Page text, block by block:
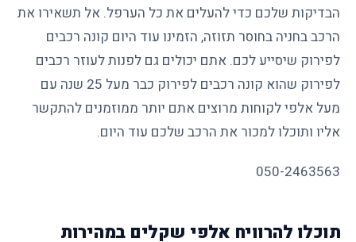
הבדיקות שלכם כדי להעלים את כל הערפל. אל תשאירו את
הרכב בחניה בחוסר תזוזה, הזמינו עוד היום קונה רכבים
לפירוק שיסייע לכם. אתם יכולים גם לפנות לעוזר רכבים
לפירוק
שהוא קונה רכבים לפירוק כבר מעל 25 שנה עם
מעל אלפי לקוחות מרוצים אתם יותר ממוזמנים להתקשר
אליו ותוכלו למכור את הרכב שלכם עוד היום.
050-2463563
תוכלו להרוויח אלפי שקלים במהירות